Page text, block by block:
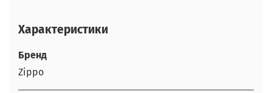
Характеристики
Бренд
Zippo